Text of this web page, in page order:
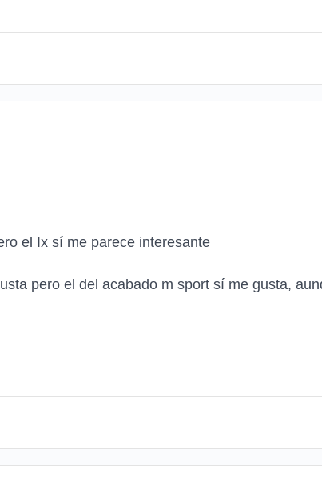
el Ix sí me parece interesante
pero el del acabado m sport sí me gusta,